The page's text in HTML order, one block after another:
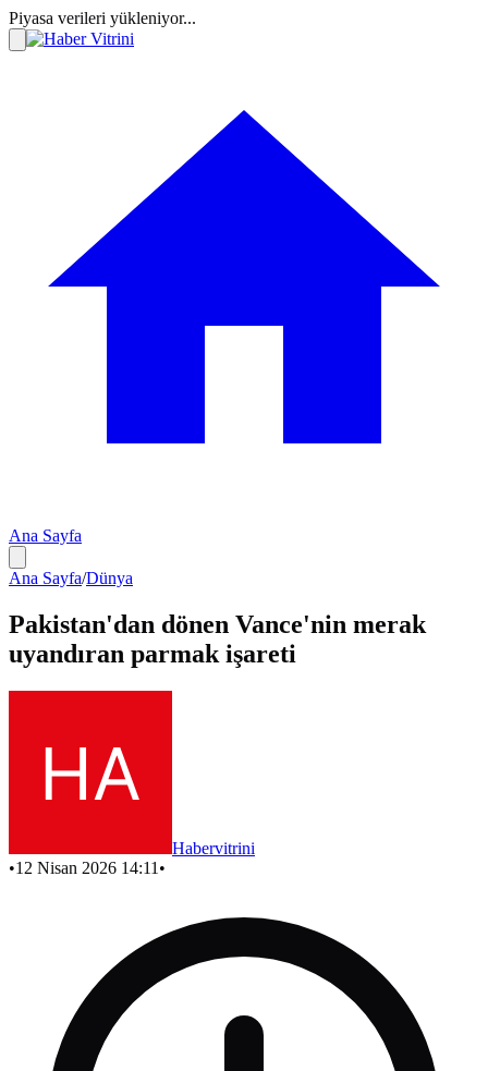
Piyasa verileri yükleniyor...
Ana Sayfa
Ana Sayfa/Dünya
Pakistan'dan dönen Vance'nin merak
uyandıran parmak işareti
Habervitrini
•12 Nisan 2026 14:11 •